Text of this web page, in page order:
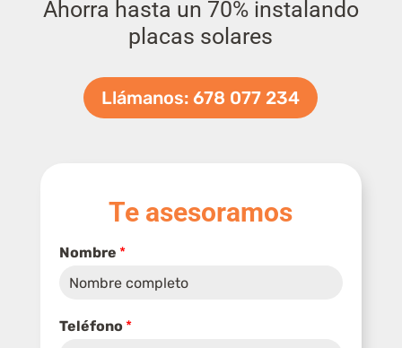
Ahorra hasta un 70% instalando
placas solares
Llámanos: 678 077 234
a
a
Te asesoramos
Nombre *
Teléfono *